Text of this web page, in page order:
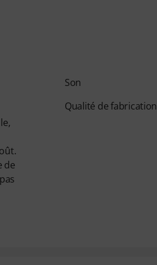
de
Son
Qualité de fabrication